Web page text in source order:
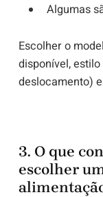
Algumas
Escolher o
disponível,
deslocamento)
3. O que
escolher